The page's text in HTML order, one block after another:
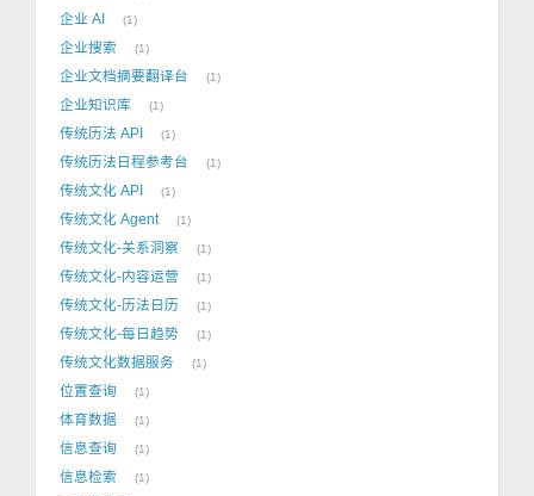
企业 AI 1
企业搜索 1
企业文档摘要翻译台 1
企业知识库 1
传统历法 API 1
传统历法日程参考台 1
传统文化 API 1
传统文化 Agent 1
传统文化-关系洞察 1
传统文化-内容运营 1
传统文化-历法日历 1
传统文化-每日趋势 1
传统文化数据服务 1
位置查询 1
体育数据 1
信息查询 1
信息检索 1